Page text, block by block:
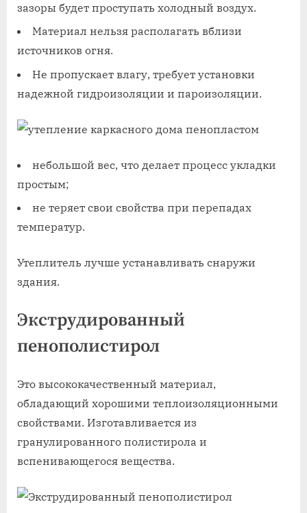
зазоры будет проступать холодный воздух.
Материал нельзя располагать вблизи
источников огня.
Не пропускает влагу, требует установки
надежной гидроизоляции и пароизоляции.
небольшой вес, что делает процесс укладки
простым;
не теряет свои свойства при перепадах
температур.
Утеплитель лучше устанавливать снаружи
здания.
Экструдированный
пенополистирол
Это высококачественный материал,
обладающий хорошими теплоизоляционными
свойствами. Изготавливается из
гранулированного полистирола и
вспенивающегося вещества.